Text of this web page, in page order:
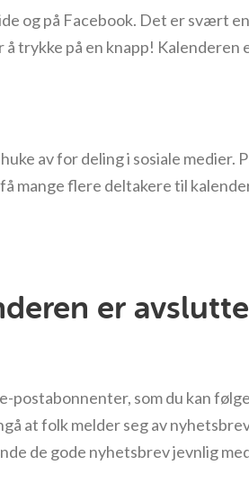
og på Facebook. Det er svært
trykke på en knapp! Kalenderen
av for deling i sosiale medier.
mange flere deltakere til
er
postabonnenter, som du kan
at folk melder seg av
de gode nyhetsbrev jevnlig